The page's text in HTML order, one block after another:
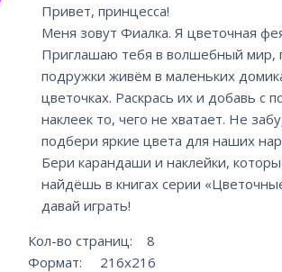
Привет, принцесса!
Меня зовут Фиалка. Я цветочная
Приглашаю тебя в волшебный мир,
подружки живём в маленьких
цветочках. Раскрась их и добавь с
наклеек то, чего не хватает. Не
подбери яркие цвета для наших
Бери карандаши и наклейки,
найдёшь в книгах серии
давай играть!
Кол-во страниц: 8
Формат: 216х216